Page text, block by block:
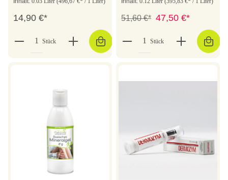
14,90 €*
Stück
51,60 €* 47,50 €*
Stück